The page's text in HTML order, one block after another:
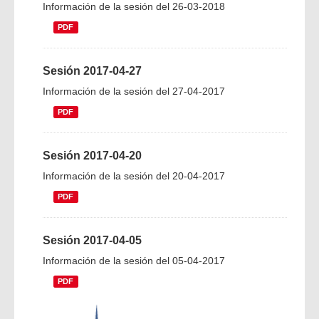
Información de la sesión del 26-03-2018
PDF
Sesión 2017-04-27
Información de la sesión del 27-04-2017
PDF
Sesión 2017-04-20
Información de la sesión del 20-04-2017
PDF
Sesión 2017-04-05
Información de la sesión del 05-04-2017
PDF